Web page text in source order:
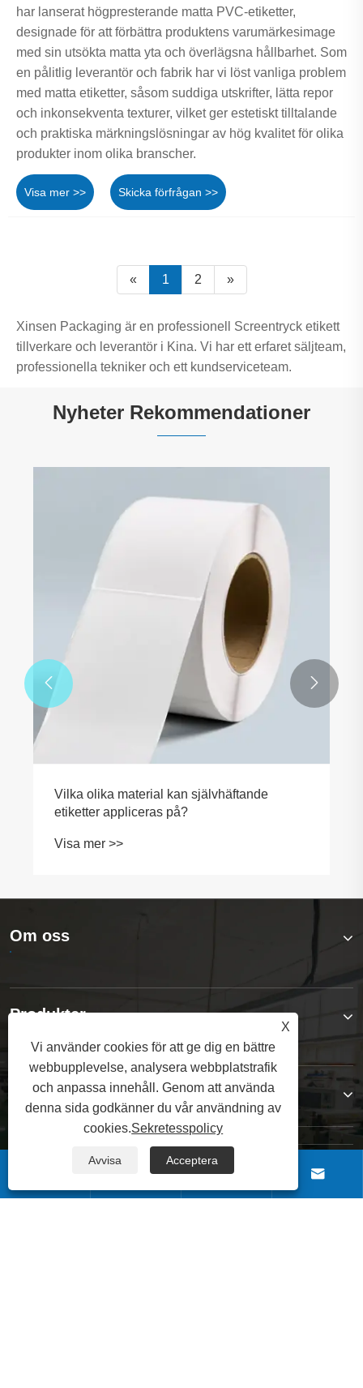
har lanserat högpresterande matta PVC-etiketter,
designade för att förbättra produktens varumärkesimage
med sin utsökta matta yta och överlägsna hållbarhet. Som
en pålitlig leverantör och fabrik har vi löst vanliga problem
med matta etiketter, såsom suddiga utskrifter, lätta repor
och inkonsekventa texturer, vilket ger estetiskt tilltalande
och praktiska märkningslösningar av hög kvalitet för olika
produkter inom olika branscher.
Visa mer >> Skicka förfrågan >>
« 1 2 »
Xinsen Packaging är en professionell Screentryck etikett
tillverkare och leverantör i Kina. Vi har ett erfaret säljteam,
professionella tekniker och ett kundserviceteam.
Nyheter Rekommendationer
Vilka olika material kan självhäftande
etiketter appliceras på?
Visa mer >>
 
Om oss
Produkter
Kontakta oss
 
X
Vi använder cookies för att ge dig en bättre
webbupplevelse, analysera webbplatstrafik
och anpassa innehåll. Genom att använda
denna sida godkänner du vår användning av
cookies.Sekretesspolicy
Avvisa Acceptera